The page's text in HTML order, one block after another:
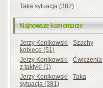
Taka sytuacja (382)
Najnowsze komentarze
Jerzy Konikowski-Szachy
kobiece (51)
Jerzy Konikowski-Ćwiczenia
z taktyki (1)
Jerzy Konikowski-Taka
sytuacja (381)